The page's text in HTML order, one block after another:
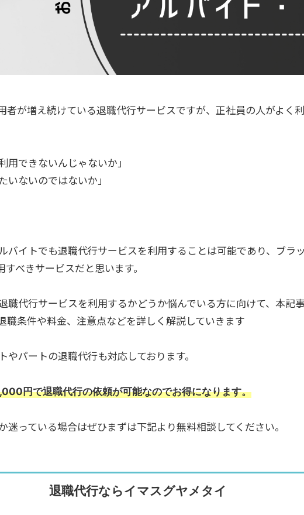
者が増え続けている退職代行サービスですが、正社員の人がよく
用できないんじゃないか」
いないのではないか」
バイトでも退職代行サービスを利用することは可能であり、ブラ
べきサービスだと思います。
職代行サービスを利用するかどうか悩んでいる方に向けて、本記
職条件や料金、注意点などを詳しく解説していきます
パートの退職代行も対応しております。
円で退職代行の依頼が可能なのでお得になります。
っている場合はぜひまずは下記より無料相談してください。
退職代行ならイマスグヤメタイ